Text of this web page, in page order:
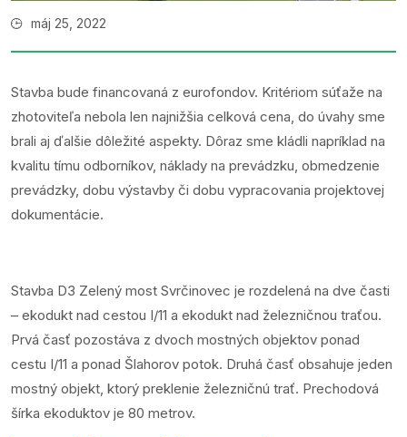
máj 25, 2022
Stavba bude financovaná z eurofondov. Kritériom súťaže na
zhotoviteľa nebola len najnižšia celková cena, do úvahy sme
brali aj ďalšie dôležité aspekty. Dôraz sme kládli napríklad na
kvalitu tímu odborníkov, náklady na prevádzku, obmedzenie
prevádzky, dobu výstavby či dobu vypracovania projektovej
dokumentácie.
Stavba D3 Zelený most Svrčinovec je rozdelená na dve časti
– ekodukt nad cestou I/11 a ekodukt nad železničnou traťou.
Prvá časť pozostáva z dvoch mostných objektov ponad
cestu I/11 a ponad Šlahorov potok. Druhá časť obsahuje jeden
mostný objekt, ktorý preklenie železničnú trať. Prechodová
šírka ekoduktov je 80 metrov.